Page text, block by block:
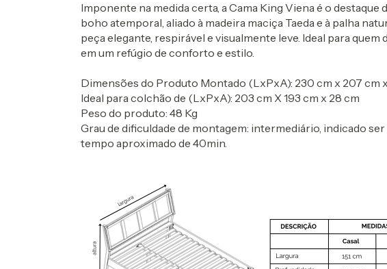
Imponente na medida certa, a Cama King Viena é o destaque
boho atemporal, aliado à madeira maciça Taeda e à palha
peça elegante, respirável e visualmente leve. Ideal para
em um refúgio de conforto e estilo.
Dimensões do Produto Montado (LxPxA): 230 cm x 207 cm x
Ideal para colchão de (LxPxA): 203 cm X 193 cm x 28 cm
Peso do produto: 48 Kg
Grau de dificuldade de montagem: intermediário, indicado
tempo aproximado de 40min.